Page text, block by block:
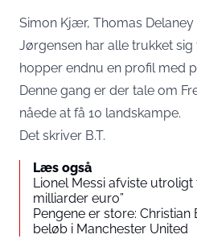
Simon Kjær, Thomas Delaney
Jørgensen har alle trukket
hopper endnu en profil med
Denne gang er der tale om
nåede at få 10 landskampe.
Det skriver B.T.
Læs også
Lionel Messi afviste utroligt
milliarder euro”
Pengene er store:
beløb i Manchester United